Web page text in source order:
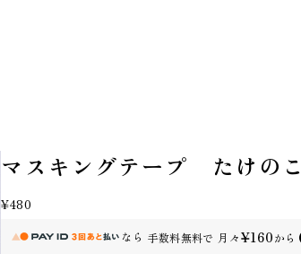
マスキングテープ たけのこ
¥480
なら 手数料無料で 月々¥160から